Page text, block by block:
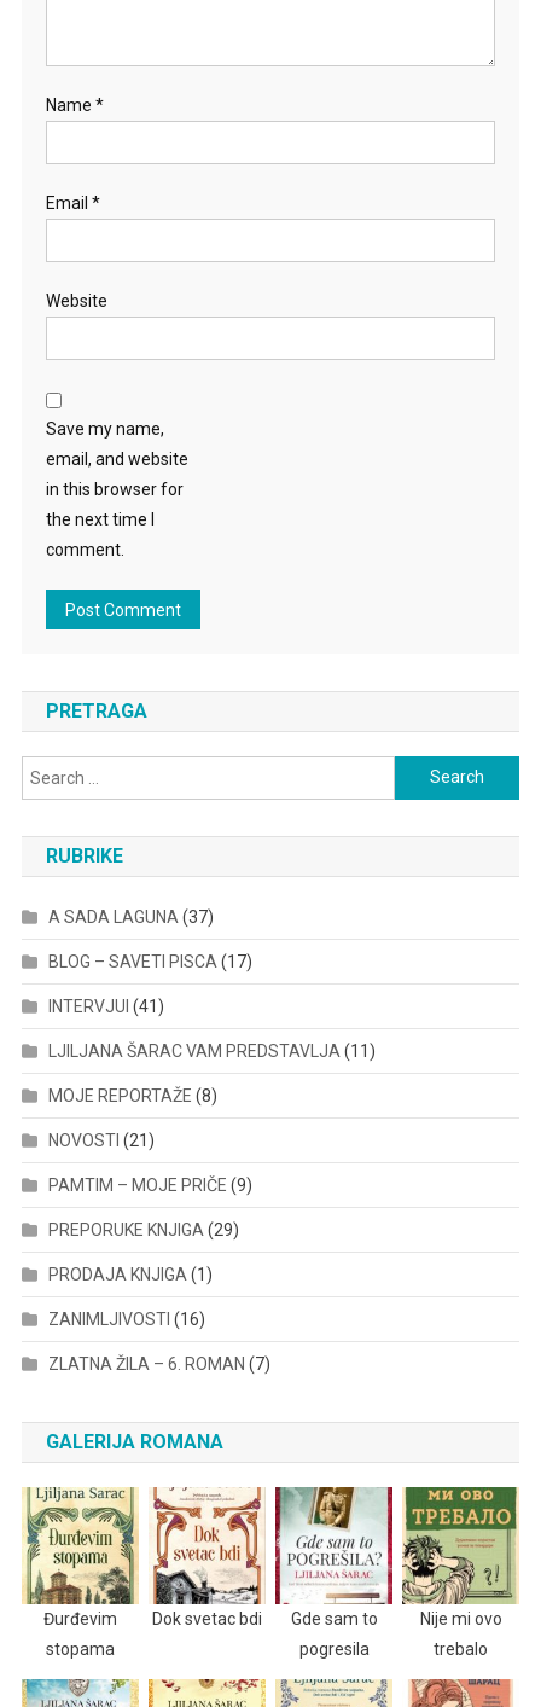
Name *
Email *
Website
Save my name,
email, and website
in this browser for
the next time I
comment.
PRETRAGA
Search
for:
RUBRIKE
A SADA LAGUNA (37)
BLOG – SAVETI PISCA (17)
INTERVJUI (41)
LJILJANA ŠARAC VAM PREDSTAVLJA (11)
MOJE REPORTAŽE (8)
NOVOSTI (21)
PAMTIM – MOJE PRIČE (9)
PREPORUKE KNJIGA (29)
PRODAJA KNJIGA (1)
ZANIMLJIVOSTI (16)
ZLATNA ŽILA – 6. ROMAN (7)
GALERIJA ROMANA
Đurđevim
stopama
Dok svetac bdi
Gde sam to
pogresila
Nije mi ovo
trebalo